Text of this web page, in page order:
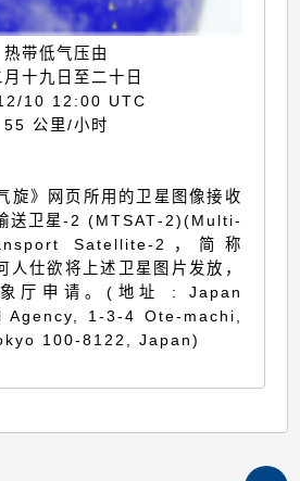
热带低气压由
月十九日至二十日
10 12:00 UTC
55 公里/小时
旋》网页所用的卫星图像接收
送卫星-2 (MTSAT-2)(Multi-
Satellite-2，简称
人仕欲将上述卫星图片发放，
厅申请。(地址 : Japan
Agency, 1-3-4 Ote-machi,
100-8122, Japan)